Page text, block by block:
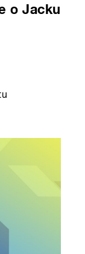
o Jacku